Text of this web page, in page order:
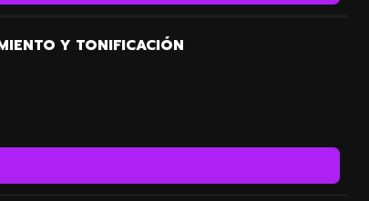
Y TONIFICACIÓN